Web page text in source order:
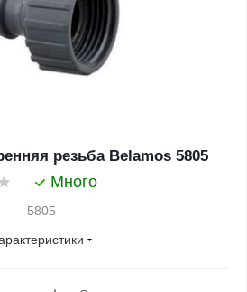
резьба Belamos 5805
Много
5805